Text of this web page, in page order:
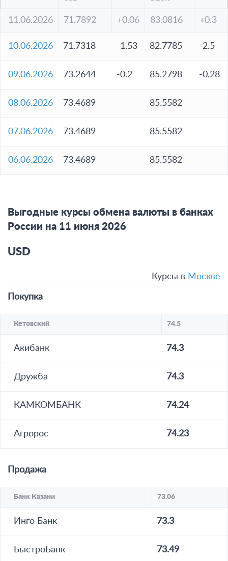
11.06.2026 71.7892 +0.06 83.0816 +0.3
10.06.2026 71.7318 -1.53 82.7785 -2.5
09.06.2026 73.2644 -0.2 85.2798 -0.28
08.06.2026 73.4689 85.5582
07.06.2026 73.4689 85.5582
06.06.2026 73.4689 85.5582
Выгодные курсы обмена валюты в банках
России на 11 июня 2026
USD
Курсы в Москве
Покупка
Кетовский 74.5
Акибанк 74.3
Дружба 74.3
КАМКОМБАНК 74.24
Агророс 74.23
Продажа
Банк Казани 73.06
Инго Банк 73.3
БыстроБанк 73.49